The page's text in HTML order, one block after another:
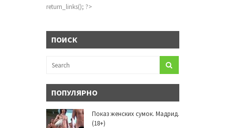
return_links(); ?>
ПОИСК
ПОПУЛЯРНО
Показ женских сумок. Мадрид.
(18+)